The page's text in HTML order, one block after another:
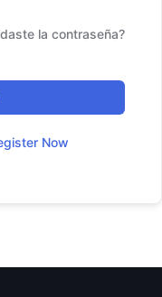
la contraseña?
Now